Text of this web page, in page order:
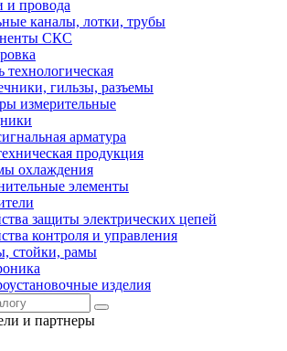
и провода
каналы, лотки, трубы
СКС
технологическая
гильзы, разъемы
измерительные
арматура
продукция
охлаждения
элементы
защиты электрических цепей
контроля и управления
стойки, рамы
изделия
и партнеры